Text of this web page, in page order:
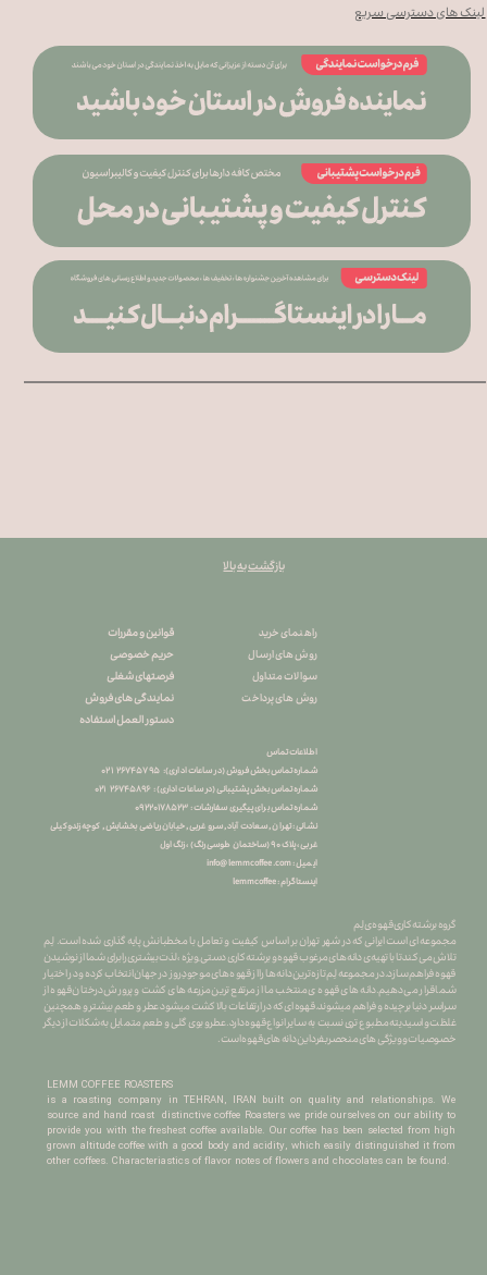
لینک های دسترسی سریع
گروه برشته کاری قهوه ی لِم
​​​​​​​مجموعه ای است ایرانی که در شهر تهران بر اساس کیفیت و تعامل با مخطبانش پایه گذاری شده است. لِم
تلاش می کند تا با تهیه ی دانه های مرغوب قهوه و برشته کاری دستی ِ ویژه ، لذت بیشتری را برای شما از نوشیدن
قهوه فراهم سازد.در مجموعه لِم تازه ترین دانه ها را از قهوه های موجودِ روز در جهان انتخاب کرده و در اختیار
شما قرار می دهیم.دانه های قهوه ی منتخب ما از مرتفع ترین مزرعه های کشت و پرورش درختان قهوه از
سراسر دنیا برچیده و فراهم میشوند.قهوه ای که در ارتفاعات بالا کشت میشود عطر و طعم بیشتر و همچنین
غلظت و اسیدیته مطبوع تری نسبت به سایر انواع قهوه دارد.عطرو بوی گلی و طعم متمایل به شکلات از دیگر
خصوصیات و ویژگی های منحصربفرد این دانه های قهوه است.
LEMM COFFEE ROASTERS
is a roasting company in TEHRAN, IRAN built on quality and relationships. We
source and hand roast distinctive coffee Roasters we pride ourselves on our ability to
provide you with the freshest coffee available. Our coffee has been selected from high
grown altitude coffee with a good body and acidity, which easily distinguished it from
other coffees. Characteriastics of flavor notes of flowers and chocolates can be found.
راهنمای خرید
روش های ارسال
سوالات متداول
روش های پرداخت
قوانین و مقررات
حریم خصوصی
فرصتهای شغلی
نمایندگی های فروش
دستور العمل استفاده
اطلاعات تماس
شماره تماس بخش فروش (در ساعات اداری): ۲۶۷۴۵۷۹۵ ۰۲۱
شماره تماس بخش پشتیبانی (در ساعات اداری) : ۲۶۷۴۵۸۹۶ ۰۲۱
شماره تماس برای پیگیری سفارشات : ۰۹۲۲۰۱۷۸۵۲۳
نشانی : تهران , سعادت آباد , سرو غربی , خیابان ریاضی بخشایش , کوچه زندوکیلی
غربی ، پلاک ۹۰ (ساختمان طوسی رنگ) ، زنگ اول
info@lemmcoffee.com : ایمیل
lemmcoffee : اینستاگرام
بازگشت به بالا